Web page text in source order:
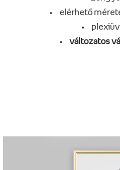
elérhető
változatos